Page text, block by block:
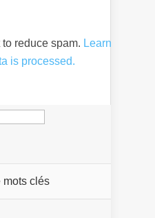
reduce spam. Learn
is processed.
mots clés